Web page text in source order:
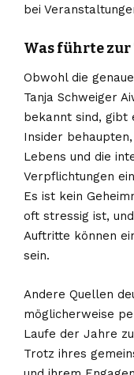
bei
Was führte
Obwohl die
Tanja Schweiger
bekannt sind, gibt
Insider
Lebens und die
Verpflichtungen
Es ist kein
oft stressig ist,
Auftritte können
sein.
Andere Quellen
möglicherweise
Laufe der Jahre
Trotz ihres